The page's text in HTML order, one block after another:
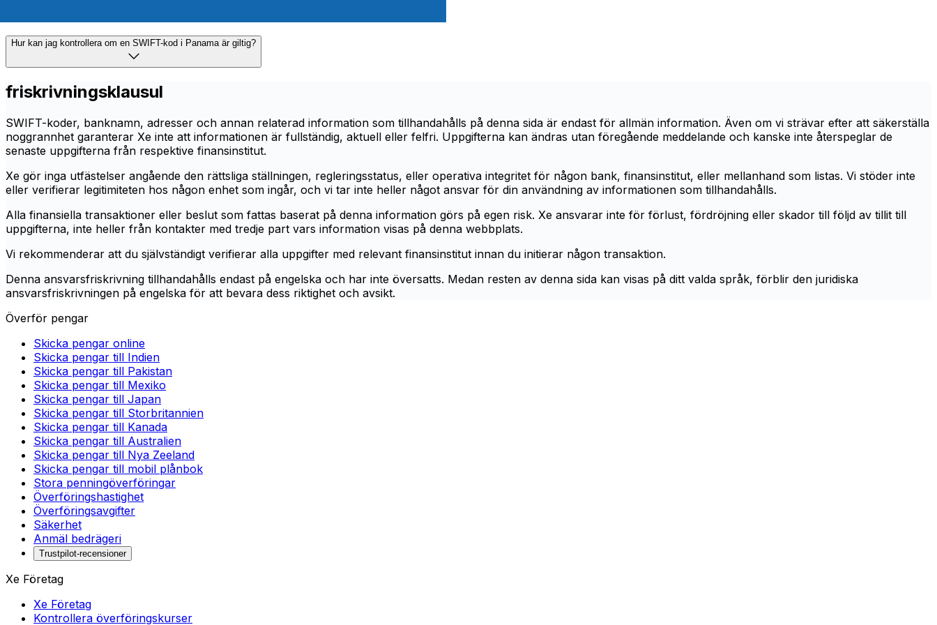
Hur kan jag kontrollera om en SWIFT-kod i Panama är giltig?
friskrivningsklausul
SWIFT-koder, banknamn, adresser och annan relaterad information som tillhandahålls på denna sida är endast för allmän information. Även om vi strävar efter att säkerställa
noggrannhet garanterar Xe inte att informationen är fullständig, aktuell eller felfri. Uppgifterna kan ändras utan föregående meddelande och kanske inte återspeglar de
senaste uppgifterna från respektive finansinstitut.
Xe gör inga utfästelser angående den rättsliga ställningen, regleringsstatus, eller operativa integritet för någon bank, finansinstitut, eller mellanhand som listas. Vi stöder inte
eller verifierar legitimiteten hos någon enhet som ingår, och vi tar inte heller något ansvar för din användning av informationen som tillhandahålls.
Alla finansiella transaktioner eller beslut som fattas baserat på denna information görs på egen risk. Xe ansvarar inte för förlust, fördröjning eller skador till följd av tillit till
uppgifterna, inte heller från kontakter med tredje part vars information visas på denna webbplats.
Vi rekommenderar att du självständigt verifierar alla uppgifter med relevant finansinstitut innan du initierar någon transaktion.
Denna ansvarsfriskrivning tillhandahålls endast på engelska och har inte översatts. Medan resten av denna sida kan visas på ditt valda språk, förblir den juridiska
ansvarsfriskrivningen på engelska för att bevara dess riktighet och avsikt.
Överför pengar
Skicka pengar online
Skicka pengar till Indien
Skicka pengar till Pakistan
Skicka pengar till Mexiko
Skicka pengar till Japan
Skicka pengar till Storbritannien
Skicka pengar till Kanada
Skicka pengar till Australien
Skicka pengar till Nya Zeeland
Skicka pengar till mobil plånbok
Stora penningöverföringar
Överföringshastighet
Överföringsavgifter
Säkerhet
Anmäl bedrägeri
Trustpilot-recensioner
Xe Företag
Xe Företag
Kontrollera överföringskurser